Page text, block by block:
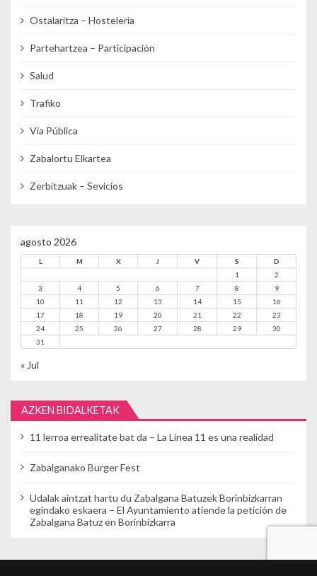
Ostalaritza – Hostelería
Partehartzea – Participación
Salud
Trafiko
Vía Pública
Zabalortu Elkartea
Zerbitzuak – Sevicios
agosto 2026
L M X J V S
D
1
2
3
4 5 6 7 8
9
10
11 12 13 14 15
16
17
18 19 20 21 22
23
24
25 26 27 28 29
30
31
« Jul
AZKEN BIDALKETAK
11 lerroa errealitate bat da – La Línea 11 es una realidad
Zabalganako Burger Fest
Udalak aintzat hartu du Zabalgana Batuzek Borinbizkarran
egindako eskaera – El Ayuntamiento atiende la petición de
Zabalgana Batuz en Borinbizkarra